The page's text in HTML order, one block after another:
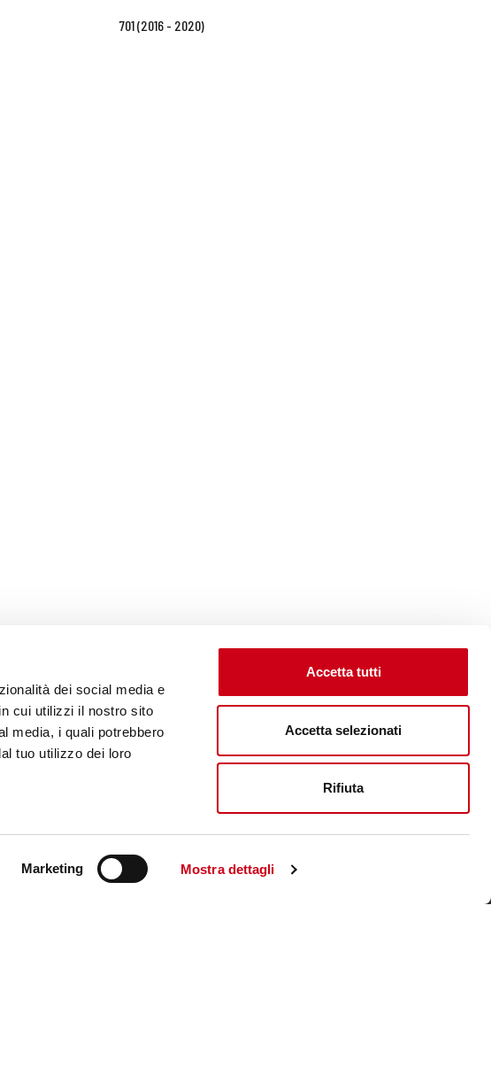
dei social media e
cui utilizzi il nostro sito
media, i quali potrebbero
tuo utilizzo dei loro
Marketing Mostra dettagli
Accetta tutti
Accetta selezionati
Rifiuta
701 (2016 - 2020)